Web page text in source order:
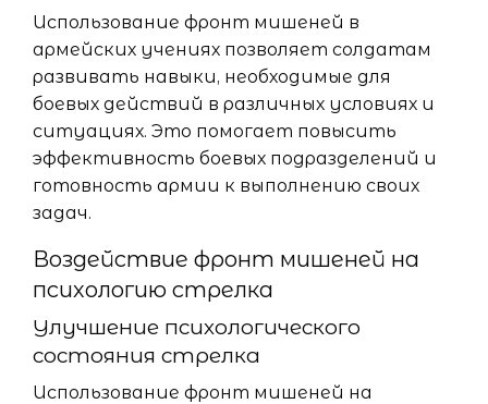
Использование фронт мишеней в
армейских учениях позволяет солдатам
развивать навыки, необходимые для
боевых действий в различных условиях и
ситуациях. Это помогает повысить
эффективность боевых подразделений и
готовность армии к выполнению своих
задач.
Воздействие фронт мишеней на
психологию стрелка
Улучшение психологического
состояния стрелка
Использование фронт мишеней на